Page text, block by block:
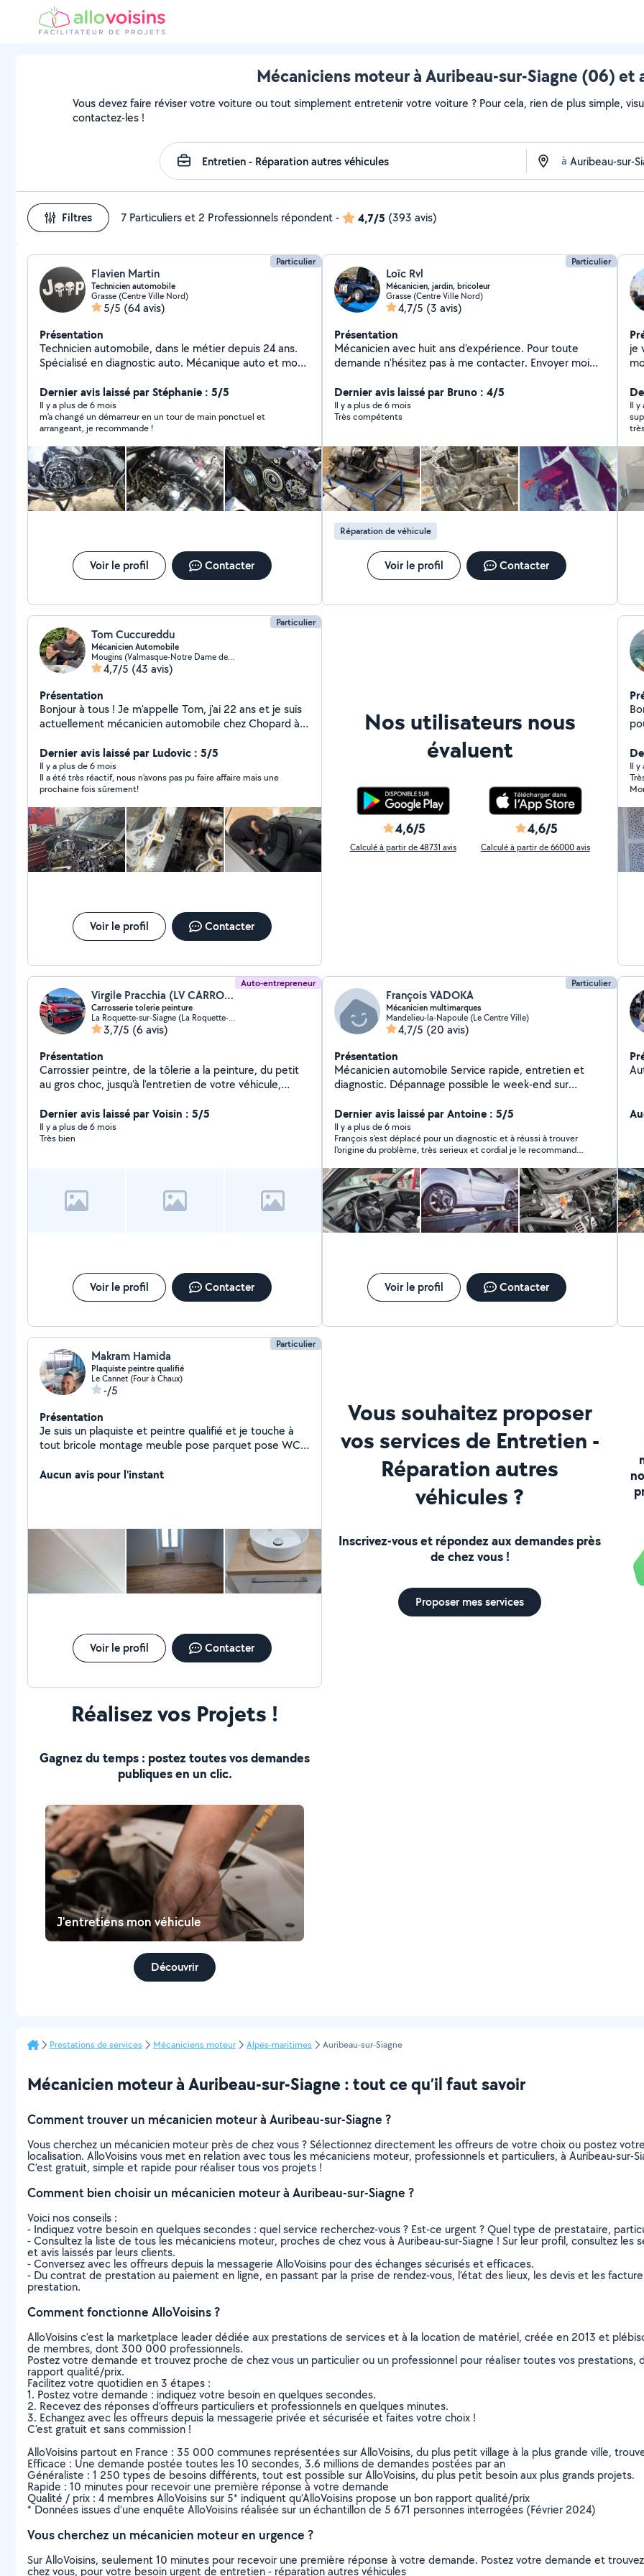
Mécaniciens moteur à Auribeau-sur-Siagne (06) et
Vous devez faire réviser votre voiture ou tout simplement entretenir votre voiture ? Pour cela, rien de plus simple,
contactez-les !
à
Filtres 7 Particuliers et 2 Professionnels répondent- 4,7/5 (393 avis)
Particulier
Flavien Martin
Technicien automobile
Grasse (Centre Ville Nord)
5/5 (64 avis)
Présentation
Technicien automobile, dans le métier depuis 24 ans.
Spécialisé en diagnostic auto. Mécanique auto et moto
Volkswagen-Audi, Ferrari/Maserati, et plus de 6 ans
chez Fiat-Alfa-Jeep. Plusieurs expériences sur
youngtimers ( Rolls, Bentley, Mustang ....)
Dernier avis laissé par Stéphanie : 5/5
Il y a plus de 6 mois
m’a changé un démarreur en un tour de main ponctuel et
arrangeant, je recommande !
Voir le profil Contacter
Particulier
Loïc Rvl
Mécanicien, jardin, bricoleur
Grasse (Centre Ville Nord)
4,7/5 (3 avis)
Présentation
Mécanicien avec huit ans d'expérience. Pour toute
demande n'hésitez pas à me contacter. Envoyer moi
plus à répondre aux demandes sur l'application
Dernier avis laissé par Bruno : 4/5
Il y a plus de 6 mois
Très compétents
Réparation de véhicule
Voir le profil Contacter
je
toutes
Il y
super
Particulier
Tom Cuccureddu
Mécanicien Automobile
Mougins (Valmasque-Notre Dame de Vie)
4,7/5 (43 avis)
Présentation
Bonjour à tous ! Je m'appelle Tom, j'ai 22 ans et je suis
actuellement mécanicien automobile chez Chopard à
jour les défis et les opportunités d'apprentissage qu'il
m'offre. La mécanique est bien plus qu'un travail pour
moi, c'est une véritable vocation qui me permet de
développer mes compétences et d'évoluer dans un
environnement stimulant. Mon envie d'apprendre sans
cesse me permet de me perfectionner dans mon
travail
Dernier avis laissé par Ludovic : 5/5
Il y a plus de 6 mois
Il a été très réactif, nous n’avons pas pu faire affaire mais une
prochaine fois sûrement!
Voir le profil Contacter
Nos utilisateurs nous
évaluent
4,6/5
Calculé à partir de 48731 avis
4,6/5
Calculé à partir de 66000 avis
Bonjour
et
Il y
Très
Auto-entrepreneur
Virgile Pracchia (LV CARROSSERIE)
Carrosserie tolerie peinture
La Roquette-sur-Siagne (La Roquette-sur-Siagne)
3,7/5 (6 avis)
Présentation
Carrossier peintre, de la tôlerie a la peinture, du petit
au gros choc, jusqu'à l'entretien de votre véhicule,
Devis gratuit et si vous ne pouvez pas vous déplacer je
me déplace il i a aucun soucis.
Dernier avis laissé par Voisin : 5/5
Il y a plus de 6 mois
Très bien
Voir le profil Contacter
Particulier
François VADOKA
Mécanicien multimarques
Mandelieu-la-Napoule (Le Centre Ville)
4,7/5 (20 avis)
Présentation
Mécanicien automobile Service rapide, entretien et
diagnostic. Dépannage possible le week-end sur
Dernier avis laissé par Antoine : 5/5
Il y a plus de 6 mois
François s'est déplacé pour un diagnostic et à réussi à trouver
l'origine du problème, très serieux et cordial je le recommande
Voir le profil Contacter
Particulier
Makram Hamida
Plaquiste peintre qualifié
Le Cannet (Four à Chaux)
-/5
Présentation
Je suis un plaquiste et peintre qualifié et je touche à
tout bricole montage meuble pose parquet pose WC
Aucun avis pour l'instant
Voir le profil Contacter
Vous souhaitez proposer
vos services de Entretien -
Réparation autres
véhicules ?
Inscrivez-vous et répondez aux demandes près
de chez vous !
Proposer mes services
Réalisez vos Projets !
Gagnez du temps : postez toutes vos demandes
publiques en un clic.
J'entretiens mon véhicule
Découvrir
Prestations de services Mécaniciens moteur Alpes-maritimes Auribeau-sur-Siagne
Mécanicien moteur à Auribeau-sur-Siagne : tout ce qu’il faut savoir
Comment trouver un mécanicien moteur à Auribeau-sur-Siagne ?
Vous cherchez un mécanicien moteur près de chez vous ? Sélectionnez directement les offreurs de votre choix ou postez
localisation. AlloVoisins vous met en relation avec tous les mécaniciens moteur, professionnels et particuliers, à Auribeau-sur-
C’est gratuit, simple et rapide pour réaliser tous vos projets !
Comment bien choisir un mécanicien moteur à Auribeau-sur-Siagne ?
Voici nos conseils :
- Indiquez votre besoin en quelques secondes : quel service recherchez-vous ? Est-ce urgent ? Quel type de prestataire,
- Consultez la liste de tous les mécaniciens moteur, proches de chez vous à Auribeau-sur-Siagne ! Sur leur profil, consultez
et avis laissés par leurs clients.
- Conversez avec les offreurs depuis la messagerie AlloVoisins pour des échanges sécurisés et efficaces.
- Du contrat de prestation au paiement en ligne, en passant par la prise de rendez-vous, l’état des lieux, les devis et les
prestation.
Comment fonctionne AlloVoisins ?
AlloVoisins c’est la marketplace leader dédiée aux prestations de services et à la location de matériel, créée en 2013 et
de membres, dont 300 000 professionnels.
Postez votre demande et trouvez proche de chez vous un particulier ou un professionnel pour réaliser toutes vos
rapport qualité/prix.
Facilitez votre quotidien en 3 étapes :
1. Postez votre demande : indiquez votre besoin en quelques secondes.
2. Recevez des réponses d’offreurs particuliers et professionnels en quelques minutes.
3. Echangez avec les offreurs depuis la messagerie privée et sécurisée et faites votre choix !
C’est gratuit et sans commission !
AlloVoisins partout en France : 35 000 communes représentées sur AlloVoisins, du plus petit village à la plus grande ville,
Efficace : Une demande postée toutes les 10 secondes, 3.6 millions de demandes postées par an
Généraliste : 1 250 types de besoins différents, tout est possible sur AlloVoisins, du plus petit besoin aux plus grands projets.
Rapide : 10 minutes pour recevoir une première réponse à votre demande
Qualité / prix : 4 membres AlloVoisins sur 5* indiquent qu’AlloVoisins propose un bon rapport qualité/prix
* Données issues d’une enquête AlloVoisins réalisée sur un échantillon de 5 671 personnes interrogées (Février 2024)
Vous cherchez un mécanicien moteur en urgence ?
Sur AlloVoisins, seulement 10 minutes pour recevoir une première réponse à votre demande. Postez votre demande et
chez vous, pour votre besoin urgent de entretien - réparation autres véhicules